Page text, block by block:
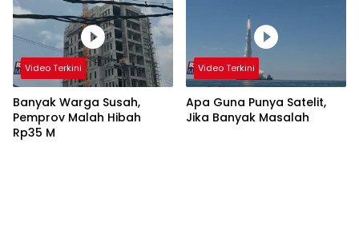
Video Terkini
Banyak Warga Susah,
Pemprov Malah Hibah
Rp35 M
Video Terkini
Apa Guna Punya Satelit,
Jika Banyak Masalah